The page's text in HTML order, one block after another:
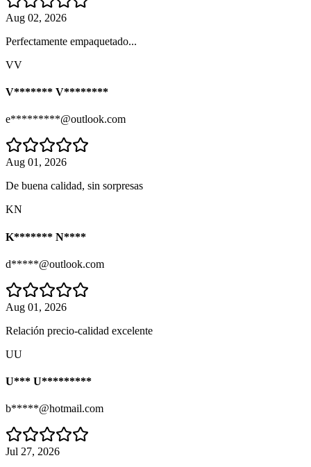
Aug 02, 2026
Perfectamente empaquetado...
VV
V******* V********
e*********@outlook.com
Aug 01, 2026
De buena calidad, sin sorpresas
KN
K******* N****
d*****@outlook.com
Aug 01, 2026
Relación precio-calidad excelente
UU
U*** U*********
b*****@hotmail.com
Jul 27, 2026